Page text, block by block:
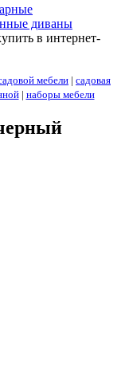
диваны
в интернет-
мебели | садовая
| наборы мебели